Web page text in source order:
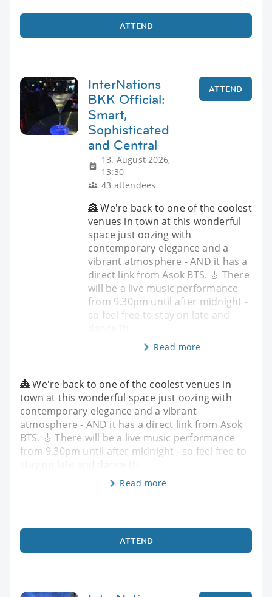
ATTEND
InterNations
BKK Official:
Smart,
Sophisticated
and Central
13. August 2026,
13:30
43 attendees
ATTEND
🏯 We're back to one of the coolest
venues in town at this wonderful
space just oozing with
contemporary elegance and a
vibrant atmosphere - AND it has a
direct link from Asok BTS. 🎸 There
will be a live music performance
from 9.30pm until after midnight -
so feel free to stay on late and
Read more
🏯 We're back to one of the coolest venues in
town at this wonderful space just oozing with
contemporary elegance and a vibrant
atmosphere - AND it has a direct link from Asok
BTS. 🎸 There will be a live music performance
from 9.30pm until after midnight - so feel free to
Read more
ATTEND